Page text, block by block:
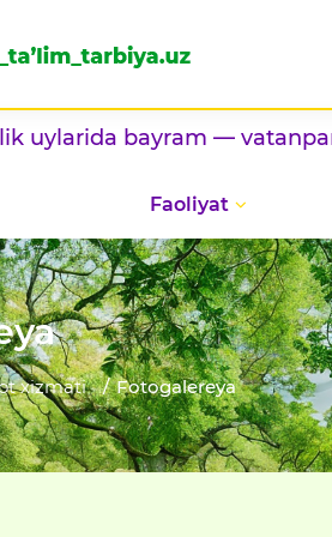
bayram —
Faoliyat
xizmati Fotogalereya